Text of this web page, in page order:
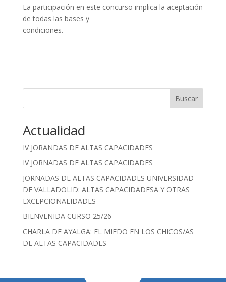
La participación en este concurso implica la aceptación
de todas las bases y
condiciones.
Buscar
Actualidad
IV JORANDAS DE ALTAS CAPACIDADES
IV JORNADAS DE ALTAS CAPACIDADES
JORNADAS DE ALTAS CAPACIDADES UNIVERSIDAD
DE VALLADOLID: ALTAS CAPACIDADESA Y OTRAS
EXCEPCIONALIDADES
BIENVENIDA CURSO 25/26
CHARLA DE AYALGA: EL MIEDO EN LOS CHICOS/AS
DE ALTAS CAPACIDADES